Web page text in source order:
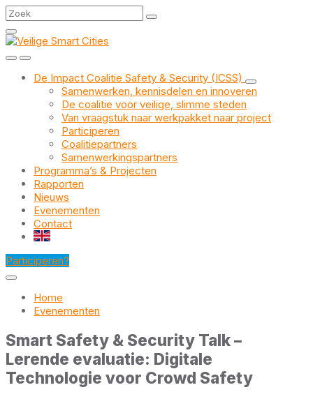
Skip
to
content
Skip
to
main
navigation
Skip
to
footer
Search
De Impact Coalitie Safety & Security (ICSS)
Samenwerken, kennisdelen en innoveren
De coalitie voor veilige, slimme steden
Van vraagstuk naar werkpakket naar project
Participeren
Coalitiepartners
Samenwerkingspartners
Programma’s & Projecten
Rapporten
Nieuws
Evenementen
Contact
EN
Participeren?
Home
Evenementen
Smart Safety & Security Talk –
Lerende evaluatie: Digitale
Technologie voor Crowd Safety